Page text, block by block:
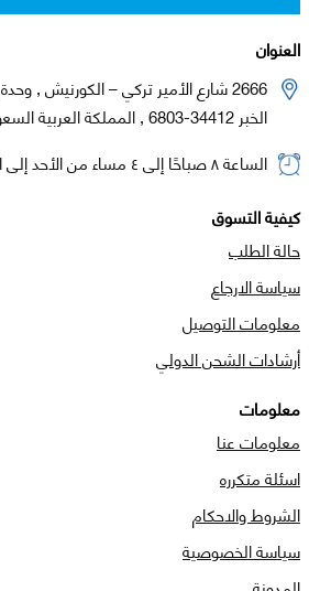
العنوان
2666 شارع الأمير تركي – الكورنيش , وحدة رقم 102
الخبر 34412-6803 , المملكة العربية السعودية
الساعة ٨ صباحًا إلى ٤ مساء من الأحد إلى الخميس
كيفية التسوق
حالة الطلب
سياسة الارجاع
معلومات التوصيل
أرشادات الشحن الدولي
معلومات
معلومات عنا
اسئلة متكرره
الشروط والاحكام
سياسة الخصوصية